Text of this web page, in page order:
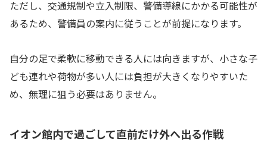
ただし、交通規制や立入制限、警備導線にかかる可能性が
あるため、警備員の案内に従うことが前提になります。
自分の足で柔軟に移動できる人には向きますが、小さな子
ども連れや荷物が多い人には負担が大きくなりやすいた
め、無理に狙う必要はありません。
イオン館内で過ごして直前だけ外へ出る作戦